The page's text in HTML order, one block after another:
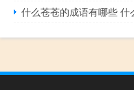
什么苍苍的成语有哪些